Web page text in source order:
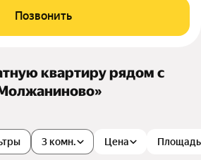
Позвонить
квартиру рядом с
3 комн. Цена Площадь